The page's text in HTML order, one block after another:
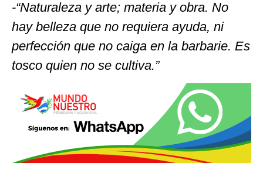
-“Naturaleza y arte; materia y obra. No
hay belleza que no requiera ayuda, ni
perfección que no caiga en la barbarie. Es
tosco quien no se cultiva.”